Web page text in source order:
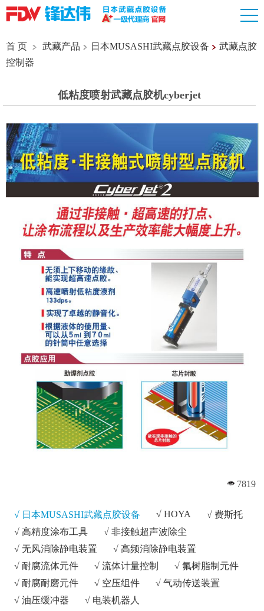
首 页 武藏产品 日本MUSASHI武藏点胶设备
武藏点胶
控制器
低粘度喷射武藏点胶机cyberjet
7819
√ 日本MUSASHI武藏点胶设备 √ HOYA √ 费斯托
√ 高精度涂布工具 √ 非接触超声波除尘
√ 无风消除静电装置 √ 高频消除静电装置
√ 耐腐流体元件 √ 流体计量控制 √ 氟树脂制元件
√ 耐腐耐磨元件 √ 空压组件 √ 气动传送装置
√ 油压缓冲器 √ 电装机器人